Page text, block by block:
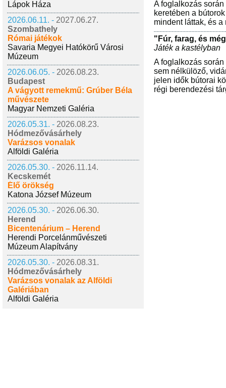
Lápok Háza
2026.06.11. - 2027.06.27.
Szombathely
Római játékok
Savaria Megyei Hatókörű Városi
Múzeum
2026.06.05. - 2026.08.23.
Budapest
A vágyott remekmű: Grúber Béla
művészete
Magyar Nemzeti Galéria
2026.05.31. - 2026.08.23.
Hódmezővásárhely
Varázsos vonalak
Alföldi Galéria
2026.05.30. - 2026.11.14.
Kecskemét
Élő örökség
Katona József Múzeum
2026.05.30. - 2026.06.30.
Herend
Bicentenárium – Herend
Herendi Porcelánművészeti
Múzeum Alapítvány
2026.05.30. - 2026.08.31.
Hódmezővásárhely
Varázsos vonalak az Alföldi
Galériában
Alföldi Galéria
A foglalkozás
keretében a
mindent láttak, és
"Fúr, farag, és
Játék a kastélyban
A foglalkozás
sem nélkülöző,
jelen idők bútorai
régi berendezési